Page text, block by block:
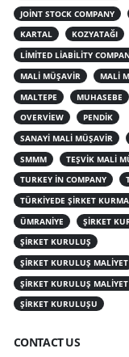
JOINT STOCK COMPANY
KARTAL
KOZYATAĞI
LIMITED LIABILITY
MALI MÜŞAVIR
MALI
MALTEPE
MUHASEBE
OVERVIEW
PENDIK
SANAYI MALI MÜŞAVIR
SMMM
TEŞVIK MALI
TURKEY IN COMPANY
TÜRKIYEDE ŞIRKET
ÜMRANIYE
ŞIRKET
ŞIRKET KURULUŞ
ŞIRKET KURULUŞ MALIYET
ŞIRKET KURULUŞ
ŞIRKET KURULUŞU
CONTACT US